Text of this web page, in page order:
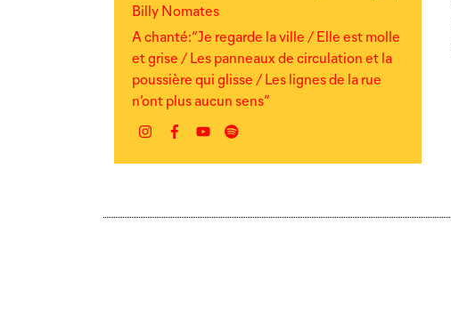
Billy Nomates
A chanté: “Je regarde la ville / Elle est molle
et grise / Les panneaux de circulation et la
poussière qui glisse / Les lignes de la rue
n’ont plus aucun sens”
Instagram
FacebookYouTubeSpotify